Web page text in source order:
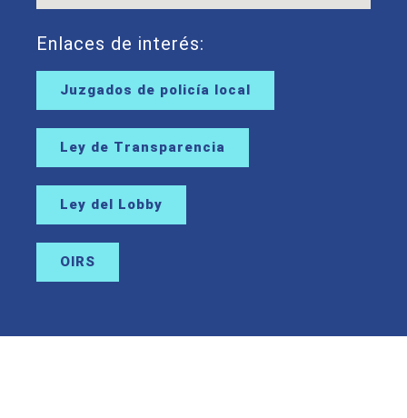
Enlaces de interés:
Juzgados de policía local
Ley de Transparencia
Ley del Lobby
OIRS